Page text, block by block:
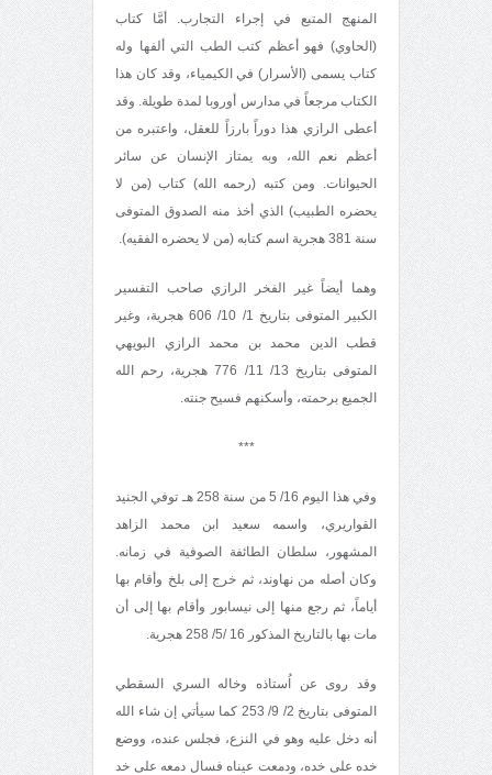
المنهج المتبع في إجراء التجارب. أمَّا كتاب
(الحاوي) فهو أعظم كتب الطب التي ألفها وله
كتاب يسمى (الأسرار) في الكيمياء، وقد كان هذا
الكتاب مرجعاً في مدارس أوروبا لمدة طويلة. وقد
أعطى الرازي هذا دوراً بارزاً للعقل، واعتبره من
أعظم نعم الله، وبه يمتاز الإنسان عن سائر
الحيوانات. ومن كتبه (رحمه الله) كتاب (من لا
يحضره الطبيب) الذي أخذ منه الصدوق المتوفى
سنة 381 هجرية اسم كتابه (من لا يحضره الفقيه).
وهما أيضاً غير الفخر الرازي صاحب التفسير
الكبير المتوفى بتاريخ 1/ 10/ 606 هجرية، وغير
قطب الدين محمد بن محمد الرازي البويهي
المتوفى بتاريخ 13/ 11/ 776 هجرية، رحم الله
الجميع برحمته، وأسكنهم فسيح جنته.
***
وفي هذا اليوم 16/ 5 من سنة 258 هـ توفي الجنيد
القواريري، واسمه سعيد ابن محمد الزاهد
المشهور، سلطان الطائفة الصوفية في زمانه.
وكان أصله من نهاوند، ثم خرج إلى بلخ وأقام بها
أياماً، ثم رجع منها إلى نيسابور وأقام بها إلى أن
مات بها بالتاريخ المذكور 16 /5/ 258 هجرية.
وقد روى عن اُستاذه وخاله السري السقطي
المتوفى بتاريخ 2/ 9/ 253 كما سيأتي إن شاء الله
أنه دخل عليه وهو في النزع، فجلس عنده، ووضع
خده على خده، ودمعت عيناه فسال دمعه على خد